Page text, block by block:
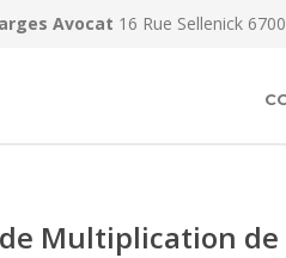
Avocat 16 Rue Sellenick
Multiplication